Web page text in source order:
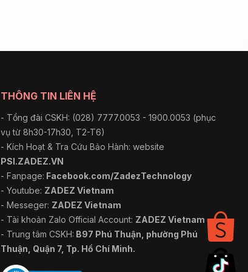
THÔNG TIN LIÊN HỆ
- Tổng đài CSKH: (028) 7777.0053 - 1900.0053 (phục
vụ từ 8h30-17h30, T2-T6)
- Kích Hoạt & Tra Cứu Bảo Hành: website
PSI.ZADEZ.VN
- Fanpage: Facebook.com/ZadezTechnology
- Youtube: ZADEZ Vietnam
- Messeger: ZADEZ Vietnam
- Tài khoản Zalo Official Account: ZADEZ Vietnam
- Trung tâm CSKH: B97 Phú Thuận, phường Phú
Thuận, Quận 7, Tp. Hồ Chí Minh.